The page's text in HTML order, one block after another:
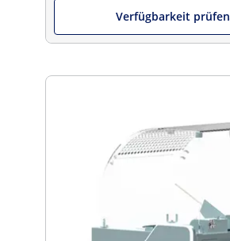
Verfügbarkeit prüfen